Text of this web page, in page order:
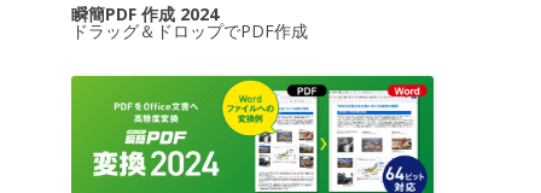
瞬簡PDF 作成 2024
ドラッグ＆ドロップでPDF作成